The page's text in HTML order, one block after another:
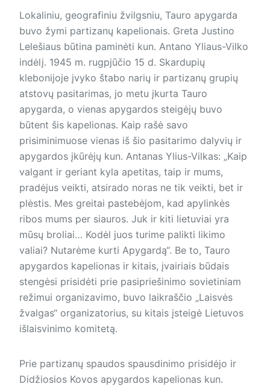
Lokaliniu, geografiniu žvilgsniu, Tauro apygarda
buvo žymi partizanų kapelionais. Greta Justino
Lelešiaus būtina paminėti kun. Antano Yliaus-Vilko
indėlį. 1945 m. rugpjūčio 15 d. Skardupių
klebonijoje įvyko štabo narių ir partizanų grupių
atstovų pasitarimas, jo metu įkurta Tauro
apygarda, o vienas apygardos steigėjų buvo
būtent šis kapelionas. Kaip rašė savo
prisiminimuose vienas iš šio pasitarimo dalyvių ir
apygardos įkūrėjų kun. Antanas Ylius-Vilkas: „Kaip
valgant ir geriant kyla apetitas, taip ir mums,
pradėjus veikti, atsirado noras ne tik veikti, bet ir
plėstis. Mes greitai pastebėjom, kad apylinkės
ribos mums per siauros. Juk ir kiti lietuviai yra
mūsų broliai… Kodėl juos turime palikti likimo
valiai? Nutarėme kurti Apygardą“. Be to, Tauro
apygardos kapelionas ir kitais, įvairiais būdais
stengėsi prisidėti prie pasipriešinimo sovietiniam
režimui organizavimo, buvo laikraščio „Laisvės
žvalgas“ organizatorius, su kitais įsteigė Lietuvos
išlaisvinimo komitetą.
Prie partizanų spaudos spausdinimo prisidėjo ir
Didžiosios Kovos apygardos kapelionas kun.